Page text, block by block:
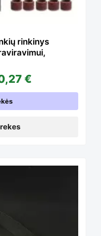
rinkinys
€